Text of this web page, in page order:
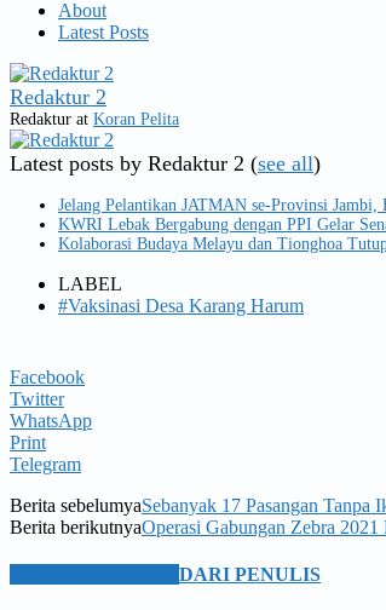
About
Latest Posts
Redaktur 2
Redaktur at Koran Pelita
Latest posts by Redaktur 2 (see all)
Jelang Pelantikan JATMAN se-Provinsi Jambi,
KWRI Lebak Bergabung dengan PPI Gelar
Kolaborasi Budaya Melayu dan Tionghoa
LABEL
#Vaksinasi Desa Karang Harum
Facebook
Twitter
WhatsApp
Print
Telegram
Berita sebelumyaSebanyak 17 Pasangan Tanpa
Berita berikutnyaOperasi Gabungan Zebra
DARI PENULIS